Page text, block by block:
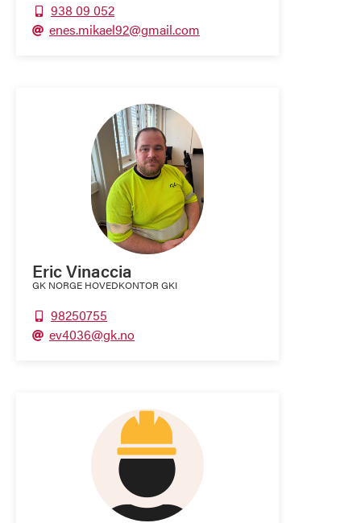
 938 09 052
 enes.mikael92@gmail.com
Eric Vinaccia
GK NORGE HOVEDKONTOR GKI
 98250755
 ev4036@gk.no